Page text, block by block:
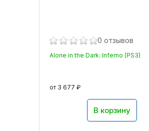
0 отзывов
Alone in the Dark: Inferno (PS3)
от 3 677 ₽
В корзину